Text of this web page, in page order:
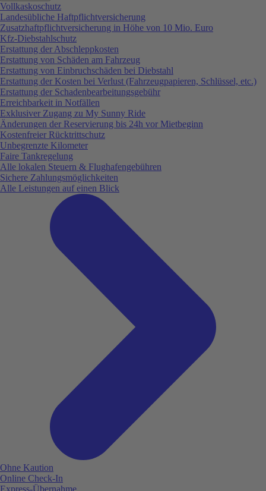
Vollkaskoschutz
Landesübliche Haftpflichtversicherung
Zusatzhaftpflichtversicherung in Höhe von 10 Mio. Euro
Kfz-Diebstahlschutz
Erstattung der Abschleppkosten
Erstattung von Schäden am Fahrzeug
Erstattung von Einbruchschäden bei Diebstahl
Erstattung der Kosten bei Verlust (Fahrzeugpapieren, Schlüssel, etc.)
Erstattung der Schadenbearbeitungsgebühr
Erreichbarkeit in Notfällen
Exklusiver Zugang zu My Sunny Ride
Änderungen der Reservierung bis 24h vor Mietbeginn
Kostenfreier Rücktrittschutz
Unbegrenzte Kilometer
Faire Tankregelung
Alle lokalen Steuern & Flughafengebühren
Sichere Zahlungsmöglichkeiten
Alle Leistungen auf einen Blick
Ohne Kaution
Online Check-In
Express-Übernahme